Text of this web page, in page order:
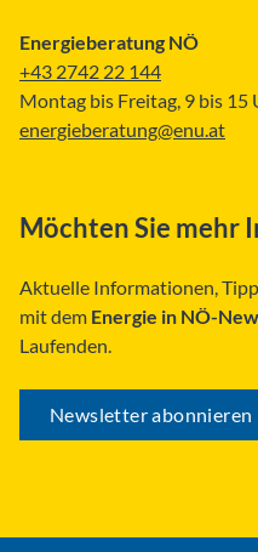
Energieberatung NÖ
+43 2742 22 144
Montag bis Freitag, 9 bis 15
energieberatung@enu.at
Möchten Sie mehr
Aktuelle Informationen,
mit dem Energie in NÖ-
Laufenden.
Newsletter abonnieren